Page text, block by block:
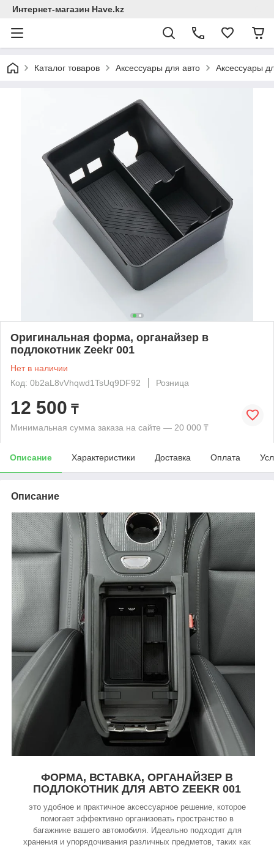
Интернет-магазин Have.kz
Каталог товаров Аксессуары для авто Аксессуары
Оригинальная форма, органайзер в
подлокотник Zeekr 001
Нет в наличии
Код: 0b2aL8vVhqwd1TsUq9DF92
Розница
12 500 ₸
Минимальная сумма заказа на сайте — 20 000 ₸
Описание Характеристики Доставка Оплата
Описание
ФОРМА, ВСТАВКА, ОРГАНАЙЗЕР В
ПОДЛОКОТНИК ДЛЯ АВТО ZEEKR 001
это удобное и практичное аксессуарное решение, которое
помогает эффективно организовать пространство в
багажнике вашего автомобиля. Идеально подходит для
хранения и упорядочивания различных предметов, таких как